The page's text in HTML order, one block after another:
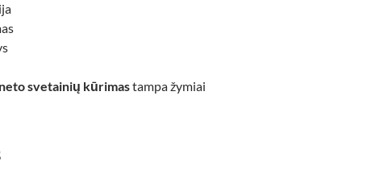
svetainių kūrimastampa žymiai